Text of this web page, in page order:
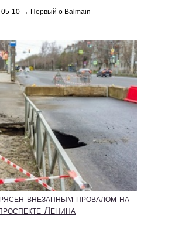
05-10 → Первый о Balmain
внезапным провалом на
Ленина